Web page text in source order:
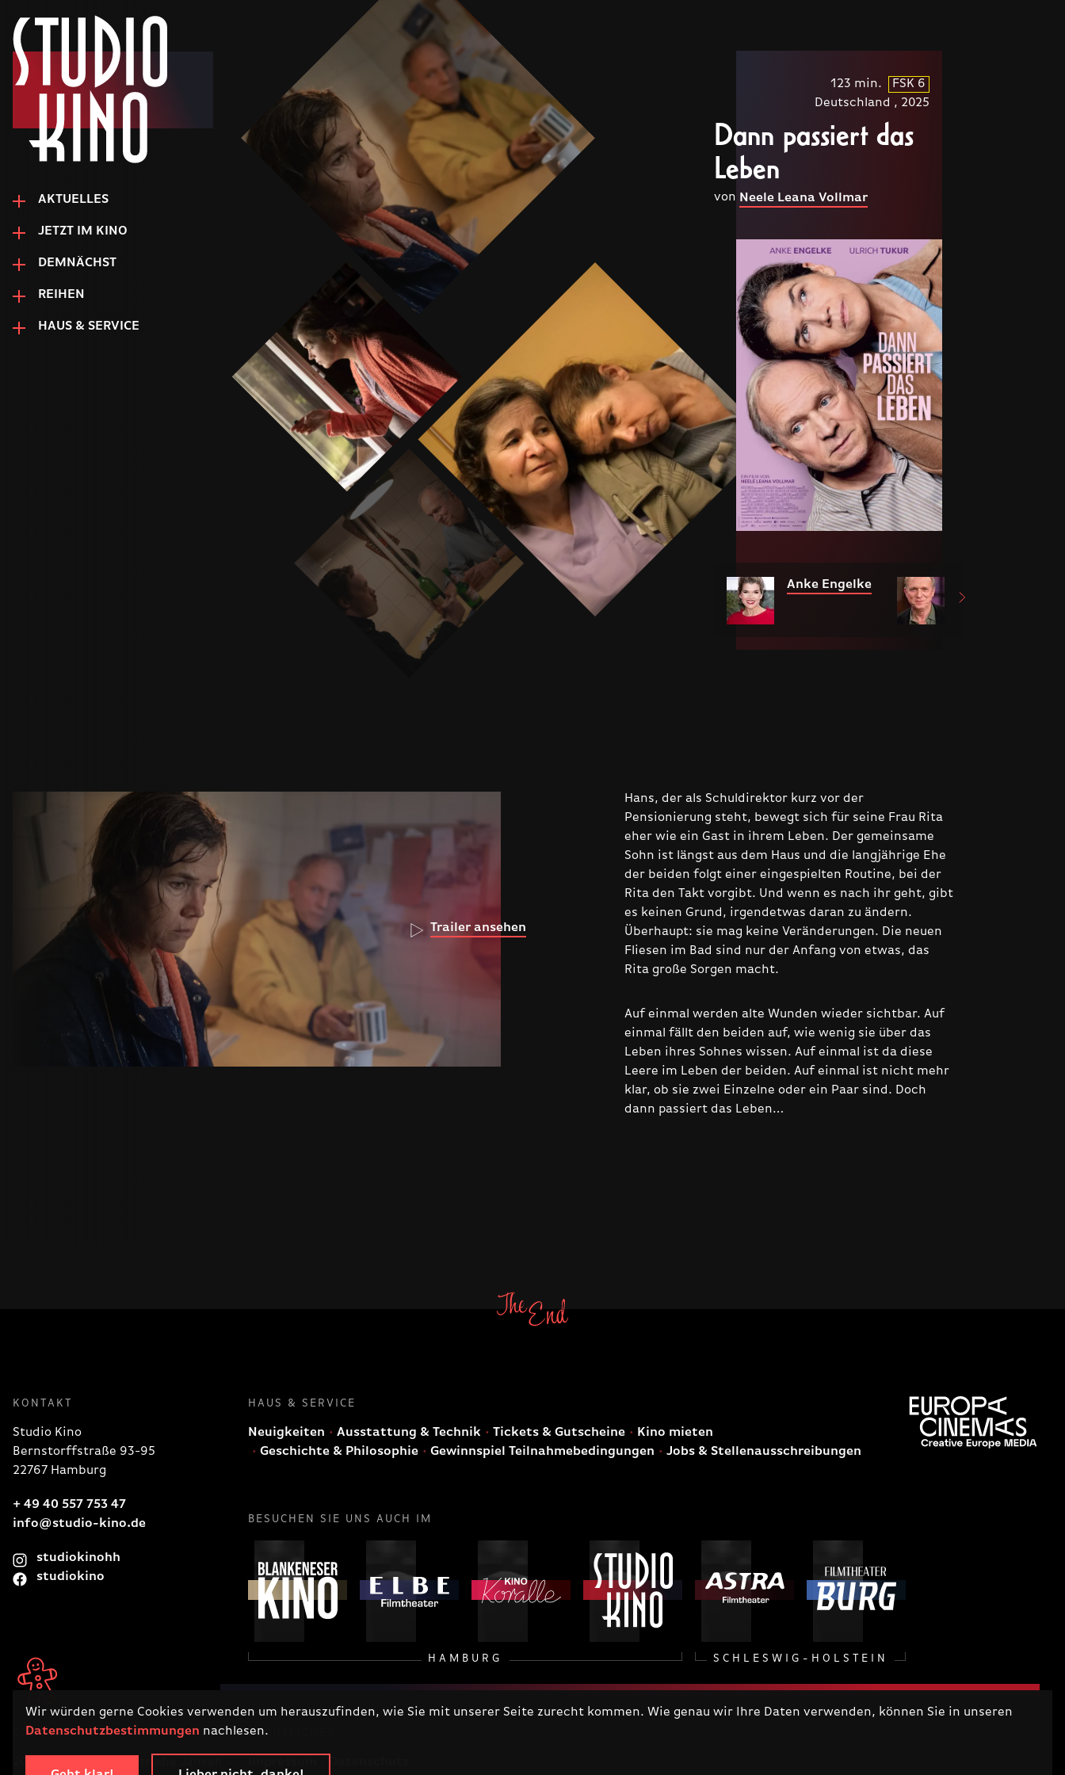
Wir würden gerne Cookies verwenden um herauszufinden, wie Sie mit unserer Seite zurecht kommen. Wie genau wir Ihre Daten verwenden, können Sie in unseren
Datenschutzbestimmungen nachlesen.
AKTUELLES
JETZT IM KINO
DEMNÄCHST
REIHEN
HAUS & SERVICE
123 min.
FSK 6
Deutschland , 2025
Dann passiert das
Leben
von Neele Leana Vollmar
Anke Engelke
Trailer ansehen
Hans, der als Schuldirektor kurz vor der
Pensionierung steht, bewegt sich für seine Frau Rita
eher wie ein Gast in ihrem Leben. Der gemeinsame
Sohn ist längst aus dem Haus und die langjährige Ehe
der beiden folgt einer eingespielten Routine, bei der
Rita den Takt vorgibt. Und wenn es nach ihr geht, gibt
es keinen Grund, irgendetwas daran zu ändern.
Überhaupt: sie mag keine Veränderungen. Die neuen
Fliesen im Bad sind nur der Anfang von etwas, das
Rita große Sorgen macht.
Auf einmal werden alte Wunden wieder sichtbar. Auf
einmal fällt den beiden auf, wie wenig sie über das
Leben ihres Sohnes wissen. Auf einmal ist da diese
Leere im Leben der beiden. Auf einmal ist nicht mehr
klar, ob sie zwei Einzelne oder ein Paar sind. Doch
dann passiert das Leben…
KONTAKT
Studio Kino
Bernstorffstraße 93-95
22767 Hamburg
+ 49 40 557 753 47
info@studio-kino.de
studiokinohh
studiokino
HAUS & SERVICE
Neuigkeiten Ausstattung & Technik Tickets & Gutscheine
Kino mieten
Geschichte & Philosophie
Gewinnspiel Teilnahmebedingungen Jobs & Stellenausschreibungen
BESUCHEN SIE UNS AUCH IM
HAMBURG SCHLESWIG-HOLSTEIN
RECHTLICHES
COPYRIGHT